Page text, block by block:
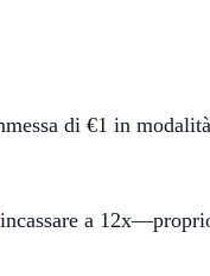
di €1 in
a